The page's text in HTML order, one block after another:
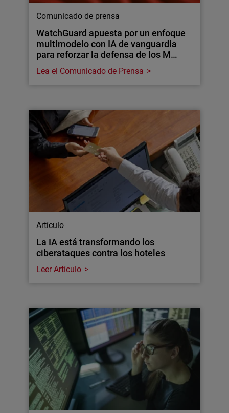
Comunicado de prensa
WatchGuard apuesta por un enfoque
multimodelo con IA de vanguardia
para reforzar la defensa de los M…
Lea el Comunicado de Prensa
Artículo
La IA está transformando los
ciberataques contra los hoteles
Leer Artículo